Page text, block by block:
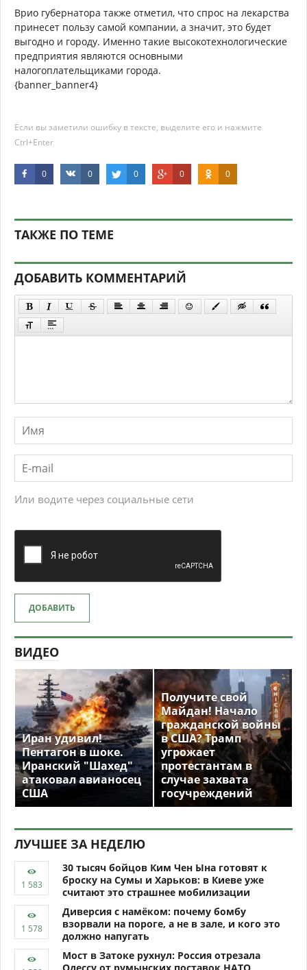
Врио губернатора также отметил, что спрос на лекарства
принесет пользу самой компании, а значит, это будет
выгодно и городу. Именно такие высокотехнологические
предприятия являются основными
налогоплательщиками города.
{banner_banner4}
Если вы заметили ошибку в тексте, выделите его и нажмите
Ctrl+Enter
0 0 0 0 0
ТАКЖЕ ПО ТЕМЕ
ДОБАВИТЬ КОММЕНТАРИЙ
Или водите через социальные сети
ДОБАВИТЬ
ВИДЕО
Иран удивил!
Пентагон в шоке.
Иранский "Шахед"
атаковал авианосец
США
Получите свой
Майдан! Начало
гражданской войны
в США? Трамп
угрожает
протестантам в
случае захвата
госучреждений
ЛУЧШЕЕ ЗА НЕДЕЛЮ
30 тысяч бойцов Ким Чен Ына готовят к
броску на Сумы и Харьков: в Киеве уже
считают это страшнее мобилизации
Диверсия с намёком: почему бомбу
взорвали на пороге, а не в зале, и кого это
должно напугать
Мост в Затоке рухнул: Россия отрезала